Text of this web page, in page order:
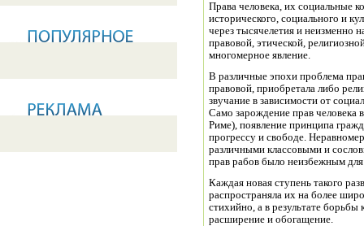
Права человека, их социальные
исторического, социального и
через тысячелетия и неизменно
правовой, этической,
многомерное явление.
В различные эпохи проблема
правовой, приобретала либо
звучание в зависимости от
Само зарождение прав человека
Риме), появление принципа
прогрессу и свободе.
различными классовыми и
прав рабов было неизбежным
Каждая новая ступень такого
распространяла их на более
стихийно, а в результате борьбы
расширение и обогащение.